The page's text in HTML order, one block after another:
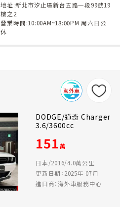
地址:新北市汐止區新台五路一段99號19
樓之2
營業時間:10:00AM~18:00PM 周六日公
休
DODGE/道奇 Charger
3.6/3600cc
151萬
日本/2016/4.0萬公里
更新日期：2025年 07月
進口商：海外車服務中心